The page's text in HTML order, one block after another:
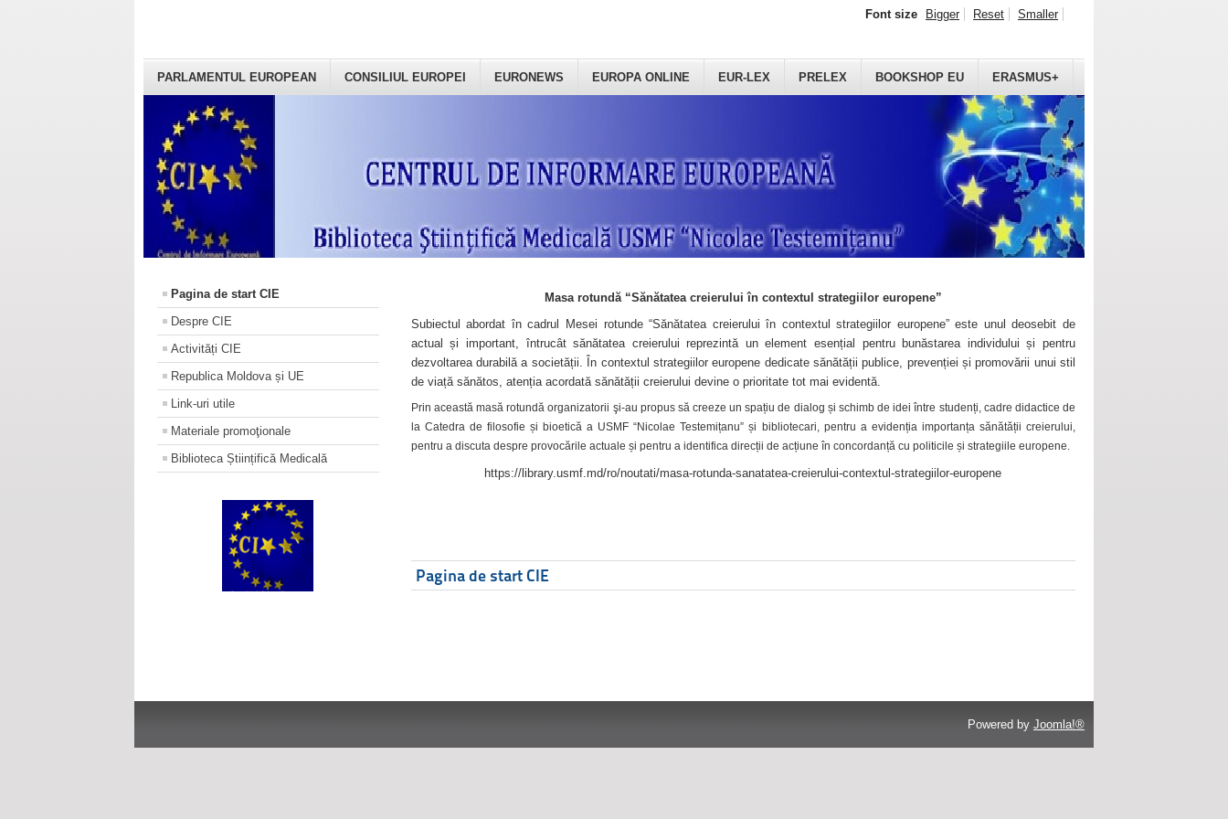
PARLAMENTUL EUROPEAN CONSILIUL EUROPEI EURONEWS EUROPA ONLINE EUR-LEX PRELEX BOOKSHOP EU ERASMUS+
Font size Bigger Reset Smaller
Pagina de start CIE
Despre CIE
Activități CIE
Republica Moldova și UE
Link-uri utile
Materiale promoţionale
Biblioteca Științifică Medicală
Masa rotundă “Sănătatea creierului în contextul strategiilor europene”
Subiectul abordat în cadrul Mesei rotunde “Sănătatea creierului în contextul strategiilor europene” este unul deosebit de
actual și important, întrucât sănătatea creierului reprezintă un element esențial pentru bunăstarea individului și pentru
dezvoltarea durabilă a societății. În contextul strategiilor europene dedicate sănătății publice, prevenției și promovării unui stil
de viață sănătos, atenția acordată sănătății creierului devine o prioritate tot mai evidentă.
Prin această masă rotundă organizatorii şi-au propus să creeze un spațiu de dialog și schimb de idei între studenți, cadre didactice de
la Catedra de filosofie și bioetică a USMF “Nicolae Testemițanu” și bibliotecari, pentru a evidenția importanța sănătății creierului,
pentru a discuta despre provocările actuale și pentru a identifica direcții de acțiune în concordanță cu politicile și strategiile europene.
https://library.usmf.md/ro/noutati/masa-rotunda-sanatatea-creierului-contextul-strategiilor-europene
Pagina de start CIE
Powered by Joomla!®